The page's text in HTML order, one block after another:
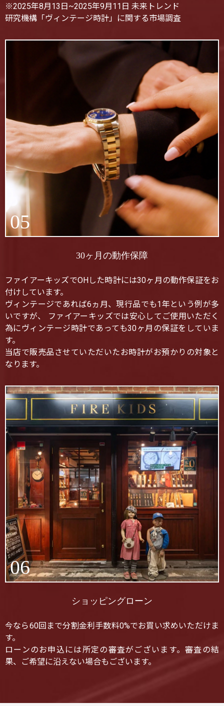
※2025年8月13日~2025年9月11日 未来トレンド
研究機構「ヴィンテージ時計」に関する市場調査
05
30ヶ月の動作保障
ファイアーキッズでOHした時計には30ヶ月の動作保証をお
付けしています。
ヴィンテージであれば6ヵ月、現行品でも1年という例が多
いですが、 ファイアーキッズでは安心してご使用いただく
為にヴィンテージ時計であっても30ヶ月の保証をしていま
す。
当店で販売品させていただいたお時計がお預かりの対象と
なります。
06
ショッピングローン
今なら60回まで分割金利手数料0%でお買い求めいただけま
す。
ローンのお申込には所定の審査がございます。審査の結
果、ご希望に沿えない場合もございます。